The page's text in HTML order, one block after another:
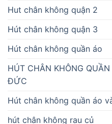
Hut chân không quận 2
Hút chân không quận 3
Hút chân không quần áo
HÚT CHÂN KHÔNG
ĐỨC
Hút chân không quần áo
hút chân không rau củ